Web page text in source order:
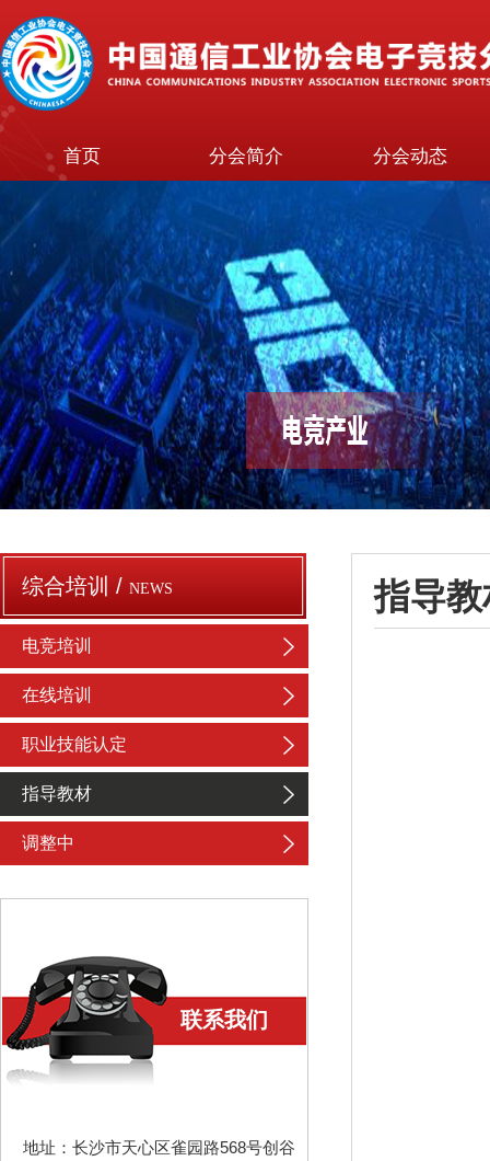
首页 分会简介 分会动态
综合培训 / NEWS
电竞培训
在线培训
职业技能认定
指导教材
调整中
联系我们
地址：长沙市天心区雀园路568号创谷
指导